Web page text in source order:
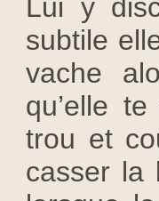
Lui y
subtile
vache
qu’elle
trou et
casser la